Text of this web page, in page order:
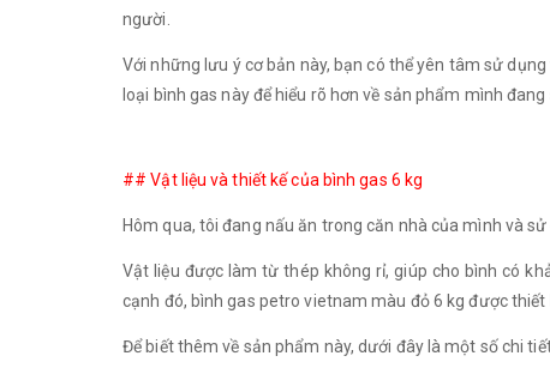
người.
Với những lưu ý cơ bản này, bạn có thể yên tâm sử
loại bình gas này để hiểu rõ hơn về sản phẩm mình đang
## Vật liệu và thiết kế của bình gas 6 kg
Hôm qua, tôi đang nấu ăn trong căn nhà của mình và
Vật liệu được làm từ thép không rỉ, giúp cho bình có
cạnh đó, bình gas petro vietnam màu đỏ 6 kg được thiết
Để biết thêm về sản phẩm này, dưới đây là một số chi